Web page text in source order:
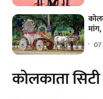
कोलकाता सिटी